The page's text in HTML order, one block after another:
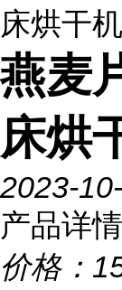
床烘干机
燕麦
床烘
2023-
产品详情
价格：